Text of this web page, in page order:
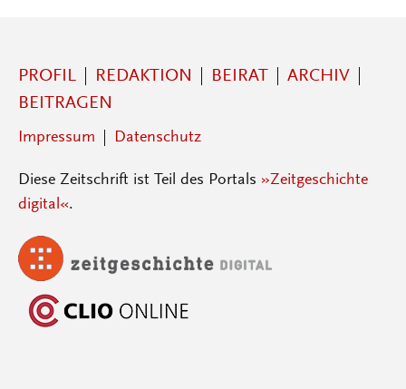
PROFIL REDAKTION BEIRAT
ARCHIV
BEITRAGEN
Impressum Datenschutz
Diese Zeitschrift ist Teil des Portals »Zeitgeschichte
digital«.